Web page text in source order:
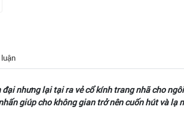
nhưng lại tại ra vẻ cổ kính trang nhã cho
giúp cho không gian trở nên cuốn hút và lạ